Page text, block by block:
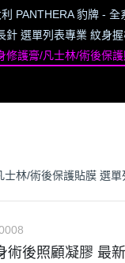
PANTHERA 豹牌 - 全
針 選單列表專業 紋身
修護膏/凡士林/術後保
士林/術後保護貼膜 選單
術後照顧凝膠 最